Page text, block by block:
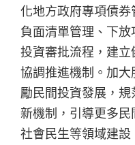
化地方政府專項債
負面清單管理、下
投資審批流程，建
協調推進機制。加
勵民間投資發展，
新機制，引導更多民
社會民生等領域建